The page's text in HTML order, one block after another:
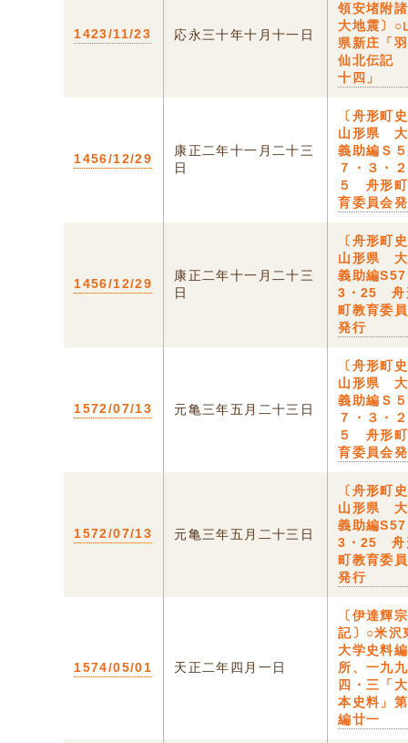
1423/11/23 応永三十年十月十一日
領安堵附
大地震〕○
県新庄「
仙北伝記
十四」
1456/12/29
康正二年十一月二十三
日
〔舟形町
山形県
義助編Ｓ５
７・３・２
５ 舟形
育委員会
1456/12/29
康正二年十一月二十三
日
〔舟形町
山形県
義助編
3・25 舟
町教育委
発行
1572/07/13 元亀三年五月二十三日
〔舟形町
山形県
義助編Ｓ５
７・３・２
５ 舟形
育委員会
1572/07/13 元亀三年五月二十三日
〔舟形町
山形県
義助編
3・25 舟
町教育委
発行
1574/05/01 天正二年四月一日
〔伊達輝
記〕○米沢
大学史料
所、一九九
四・三「
本史料」
編廿一